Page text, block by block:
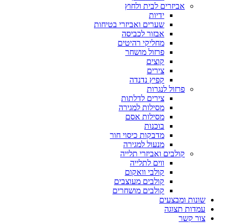
אביזרים לבית ולחוץ
ידיות
שערים ואביזרי בטיחות
אבזור לכביסה
מחליקי רהיטים
פרזול מושחר
קוצים
צירים
קפיץ נדנדה
פרזול לנגרות
צירים לדלתות
מסילות למגירה
מסילות אסם
בוכנות
מדבקות כיסוי חור
מנעול למגירה
קולבים ואביזרי תלייה
ווים לתלייה
קולבי וואקום
קולבים מעוצבים
קולבים מושחרים
שונות ומבצעים
עמדות תצוגה
צור קשר